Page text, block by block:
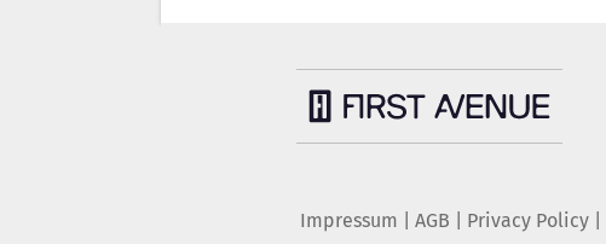
Impressum AGB Privacy Policy|